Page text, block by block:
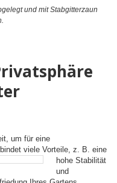
und mitStabgitterzaun
.
um für eine
viele Vorteile, z. B. eine
hohe Stabilität
und